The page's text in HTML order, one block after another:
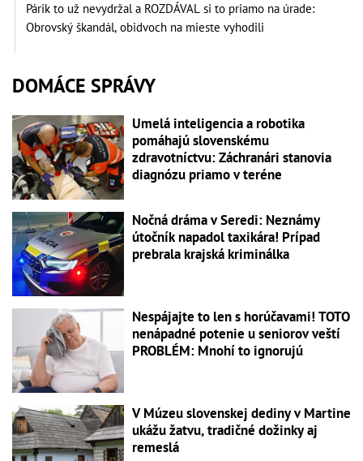
Párik to už nevydržal a ROZDÁVAL si to priamo na úrade:
Obrovský škandál, obidvoch na mieste vyhodili
DOMÁCE SPRÁVY
Umelá inteligencia a robotika
pomáhajú slovenskému
zdravotníctvu: Záchranári stanovia
diagnózu priamo v teréne
Nočná dráma v Seredi: Neznámy
útočník napadol taxikára! Prípad
prebrala krajská kriminálka
Nespájajte to len s horúčavami! TOTO
nenápadné potenie u seniorov veští
PROBLÉM: Mnohí to ignorujú
V Múzeu slovenskej dediny v Martine
ukážu žatvu, tradičné dožinky aj
remeslá